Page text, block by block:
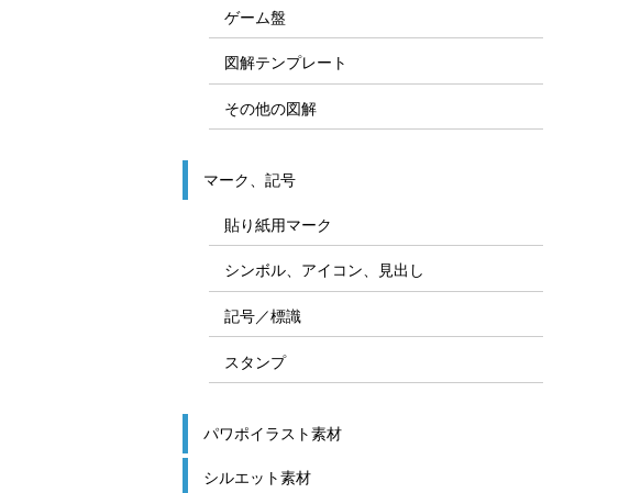
ゲーム盤
図解テンプレート
その他の図解
マーク、記号
貼り紙用マーク
シンボル、アイコン、見出し
記号／標識
スタンプ
パワポイラスト素材
シルエット素材